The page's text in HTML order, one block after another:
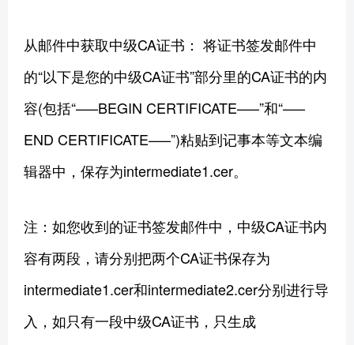
从邮件中获取中级CA证书： 将证书签发邮件中
的“以下是您的中级CA证书”部分里的CA证书的内
容(包括“—–BEGIN CERTIFICATE—–”和“—–
END CERTIFICATE—–”)粘贴到记事本等文本编
辑器中，保存为intermediate1.cer。
注：如您收到的证书签发邮件中，中级CA证书内
容有两段，请分别把两个CA证书保存为
intermediate1.cer和intermediate2.cer分别进行导
入，如只有一段中级CA证书，只生成